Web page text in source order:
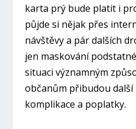
karta prý bude platit i
půjde si nějak přes
návštěvy a pár dalších
jen maskování
situaci významným
občanům přibudou
komplikace a poplatky.